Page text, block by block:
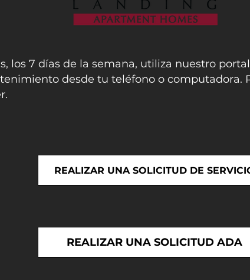
los 7 días de la semana, utiliza nuestro
desde tu teléfono o computadora.
REALIZAR UNA SOLICITUD DE
REALIZAR UNA SOLICITUD ADA